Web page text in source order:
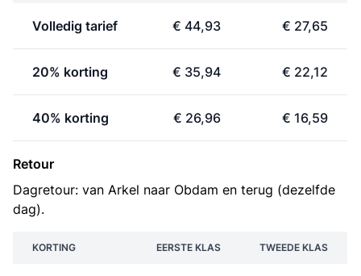
Volledig tarief € 44,93 € 27,65
20% korting € 35,94 € 22,12
40% korting € 26,96 € 16,59
Retour
Dagretour: van Arkel naar Obdam en terug (dezelfde
dag).
KORTING EERSTE KLAS TWEEDE KLAS